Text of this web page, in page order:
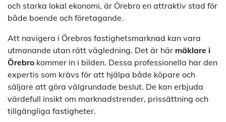
och starka lokal ekonomi, är Örebro en attraktiv stad för
både boende och företagande.
Att navigera i Örebros fastighetsmarknad kan vara
utmanande utan rätt vägledning. Det är här mäklare i
Örebro kommer in i bilden. Dessa professionella har den
expertis som krävs för att hjälpa både köpare och
säljare att göra välgrundade beslut. De kan erbjuda
värdefull insikt om marknadstrender, prissättning och
tillgängliga fastigheter.